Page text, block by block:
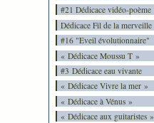
#21 Dédicace vidéo-poème
Dédicace Fil de la merveille
#16 "Eveil évolutionnaire"
« Dédicace Moussu T »
#3 Dédicace eau vivante
« Dédicace Vivre la mer »
« Dédicace à Vénus »
« Dédicace aux guitaristes »